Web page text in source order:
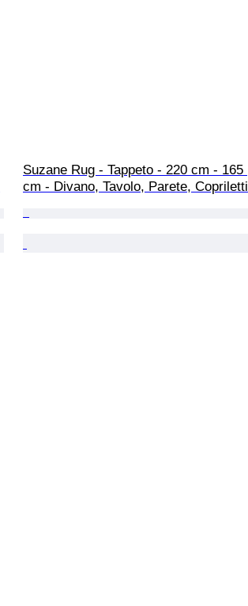
Suzane Rug - Tappeto - 220 cm - 165
cm - Divano, Tavolo, Parete, Copriletti